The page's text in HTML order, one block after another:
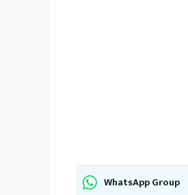
WhatsApp Group